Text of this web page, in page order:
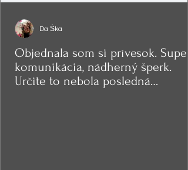
Objednala som si prívesok. Super
komunikácia, nádherný šperk.
Určite to nebola posledná
Da Ška